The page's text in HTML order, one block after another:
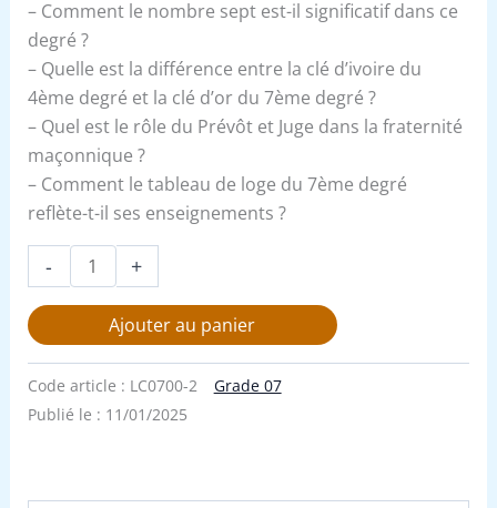
– Comment le nombre sept est-il significatif dans ce
degré ?
– Quelle est la différence entre la clé d’ivoire du
4ème degré et la clé d’or du 7ème degré ?
– Quel est le rôle du Prévôt et Juge dans la fraternité
maçonnique ?
– Comment le tableau de loge du 7ème degré
reflète-t-il ses enseignements ?
- +
Ajouter au panier
Code article : LC0700-2
Grade 07
Publié le : 11/01/2025